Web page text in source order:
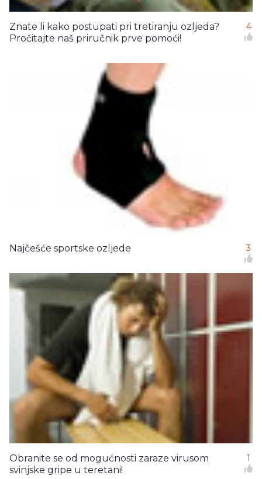
Znate li kako postupati pri tretiranju ozljeda?
Pročitajte naš priručnik prve pomoći!
4
Najčešće sportske ozljede 3
Obranite se od mogućnosti zaraze virusom
svinjske gripe u teretani!
1